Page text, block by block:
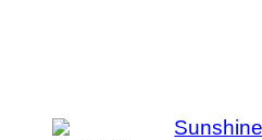
Sunshine